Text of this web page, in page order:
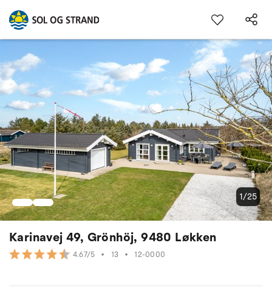
Karinavej 49, Grönhöj, 9480 Løkken
4.67/5 • 13 • 12-0000
1/25